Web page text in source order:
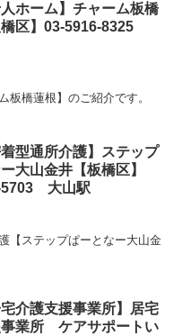
人ホーム】チャーム板橋
区】03-5916-8325
板橋蓮根】のご紹介です。
着型通所介護】ステップ
大山金井【板橋区】
5703 大山駅
【ステップぱーとなー大山金
宅介護支援事業所】居宅
事業所 ケアサポートい